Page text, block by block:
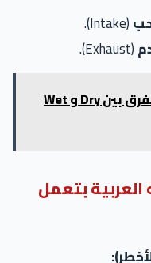
(Intake).
أعطال فتيس جيتور الفرق بين Dry و Wet
بتعمل